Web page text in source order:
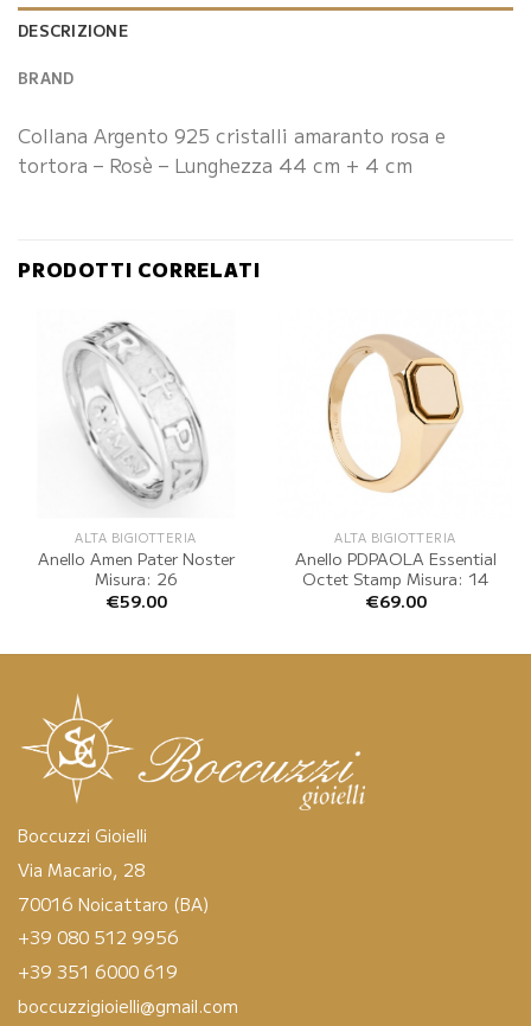
DESCRIZIONE
BRAND
Collana Argento 925 cristalli amaranto rosa e
tortora – Rosè – Lunghezza 44 cm + 4 cm
PRODOTTI CORRELATI
ALTA BIGIOTTERIA
Anello Amen Pater Noster
Misura: 26
€59.00
ALTA BIGIOTTERIA
Anello PDPAOLA Essential
Octet Stamp Misura: 14
€69.00
Boccuzzi Gioielli
Via Macario, 28
70016 Noicattaro (BA)
+39 080 512 9956
+39 351 6000 619
boccuzzigioielli@gmail.com